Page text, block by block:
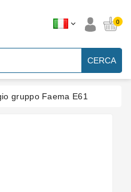
0
CERCA
gruppo Faema E61